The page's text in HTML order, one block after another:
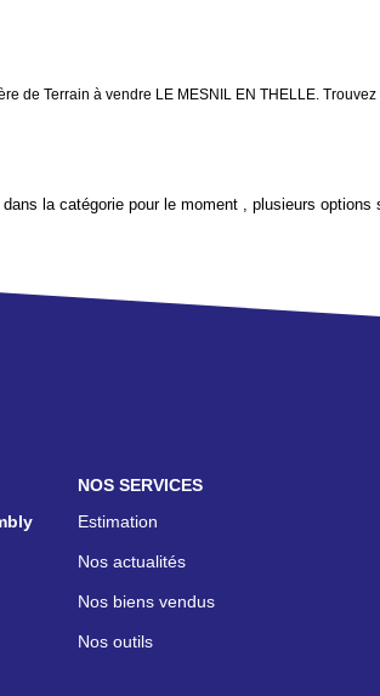
de Terrain à vendre LE MESNIL EN THELLE.
la catégorie pour le moment , plusieurs options
NOS SERVICES
Estimation
Nos actualités
Nos biens vendus
Nos outils